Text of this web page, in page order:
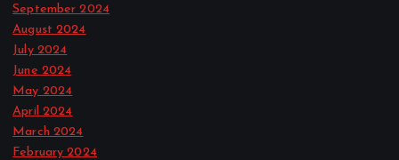
September 2024
August 2024
July 2024
June 2024
May 2024
April 2024
March 2024
February 2024